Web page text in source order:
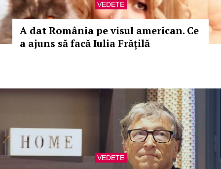
VEDETE
A dat România pe visul american. Ce
a ajuns să facă Iulia Frățilă
VEDETE